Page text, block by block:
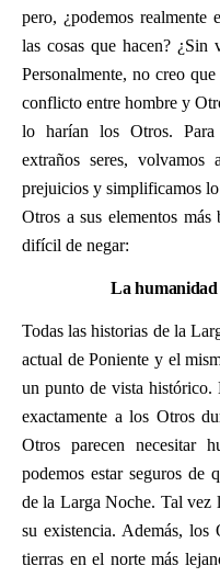
pero, ¿podemos realmente
las cosas que hacen? ¿Sin
Personalmente, no creo
conflicto entre hombre y
lo harían los Otros. Para
extraños seres, volvamos
prejuicios y simplificamos
Otros a sus elementos
difícil de negar:
La humanidad
Todas las historias de la
actual de Poniente y el
un punto de vista histórico.
exactamente a los Otros
Otros parecen necesitar
podemos estar seguros de
de la Larga Noche. Tal vez
su existencia. Además, los
tierras en el norte más